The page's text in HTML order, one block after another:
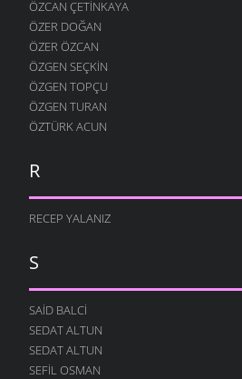
ÖZCAN ÇETINKAYA
ÖZER DOĞAN
ÖZER ÖZCAN
ÖZGEN SEÇKIN
ÖZGEN TOPÇU
ÖZGEN TURAN
ÖZTÜRK ACUN
R
RECEP YALANIZ
S
SAID BALCI
SEDAT ALTUN
SEDAT ALTUN
SEFIL OSMAN